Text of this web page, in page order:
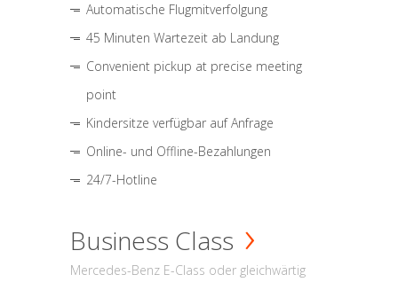
Automatische Flugmitverfolgung
45 Minuten Wartezeit ab Landung
Convenient pickup at precise meeting
point
Kindersitze verfügbar auf Anfrage
Online- und Offline-Bezahlungen
24/7-Hotline
Business Class
Mercedes-Benz E-Class oder gleichwärtig